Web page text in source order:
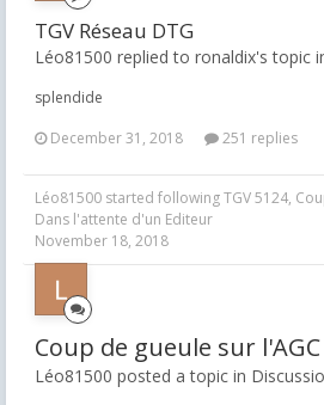
TGV Réseau DTG
Léo81500 replied to ronaldix's topic
splendide
December 31, 2018
251 replies
Léo81500 started followingTGV 5124,
Dans l'attente d'un Editeur
November 18, 2018
Coup de gueule sur l'AGC
Léo81500 posted a topic in